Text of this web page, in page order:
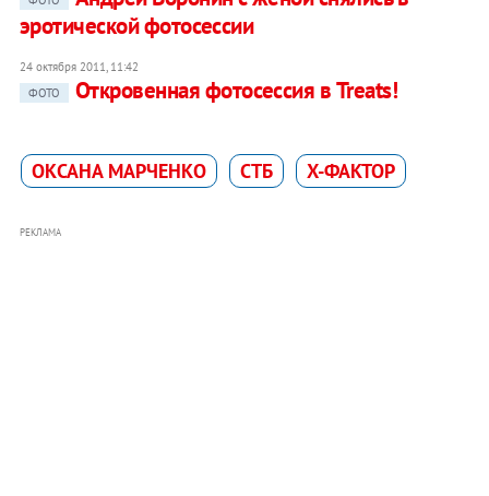
эротической фотосессии
24 октября 2011, 11:42
ФОТО
Откровенная фотосессия в Treats!
ОКСАНА МАРЧЕНКО СТБ Х-ФАКТОР
РЕКЛАМА